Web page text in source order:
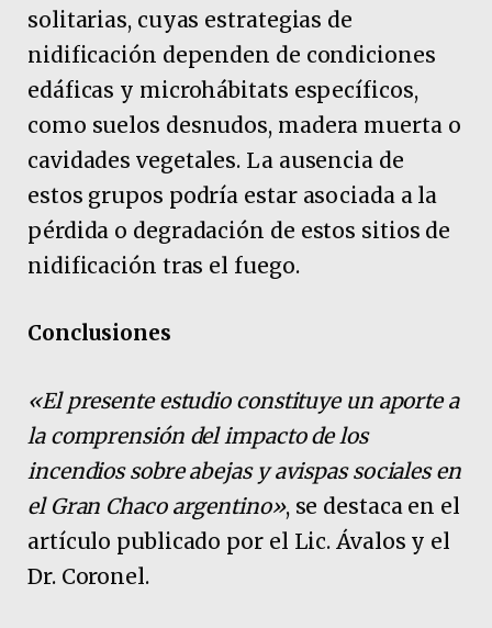
solitarias, cuyas estrategias de
nidificación dependen de condiciones
edáficas y microhábitats específicos,
como suelos desnudos, madera muerta o
cavidades vegetales. La ausencia de
estos grupos podría estar asociada a la
pérdida o degradación de estos sitios de
nidificación tras el fuego.
Conclusiones
«El presente estudio constituye un aporte a
la comprensión del impacto de los
incendios sobre abejas y avispas sociales en
el Gran Chaco argentino», se destaca en el
artículo publicado por el Lic. Ávalos y el
Dr. Coronel.